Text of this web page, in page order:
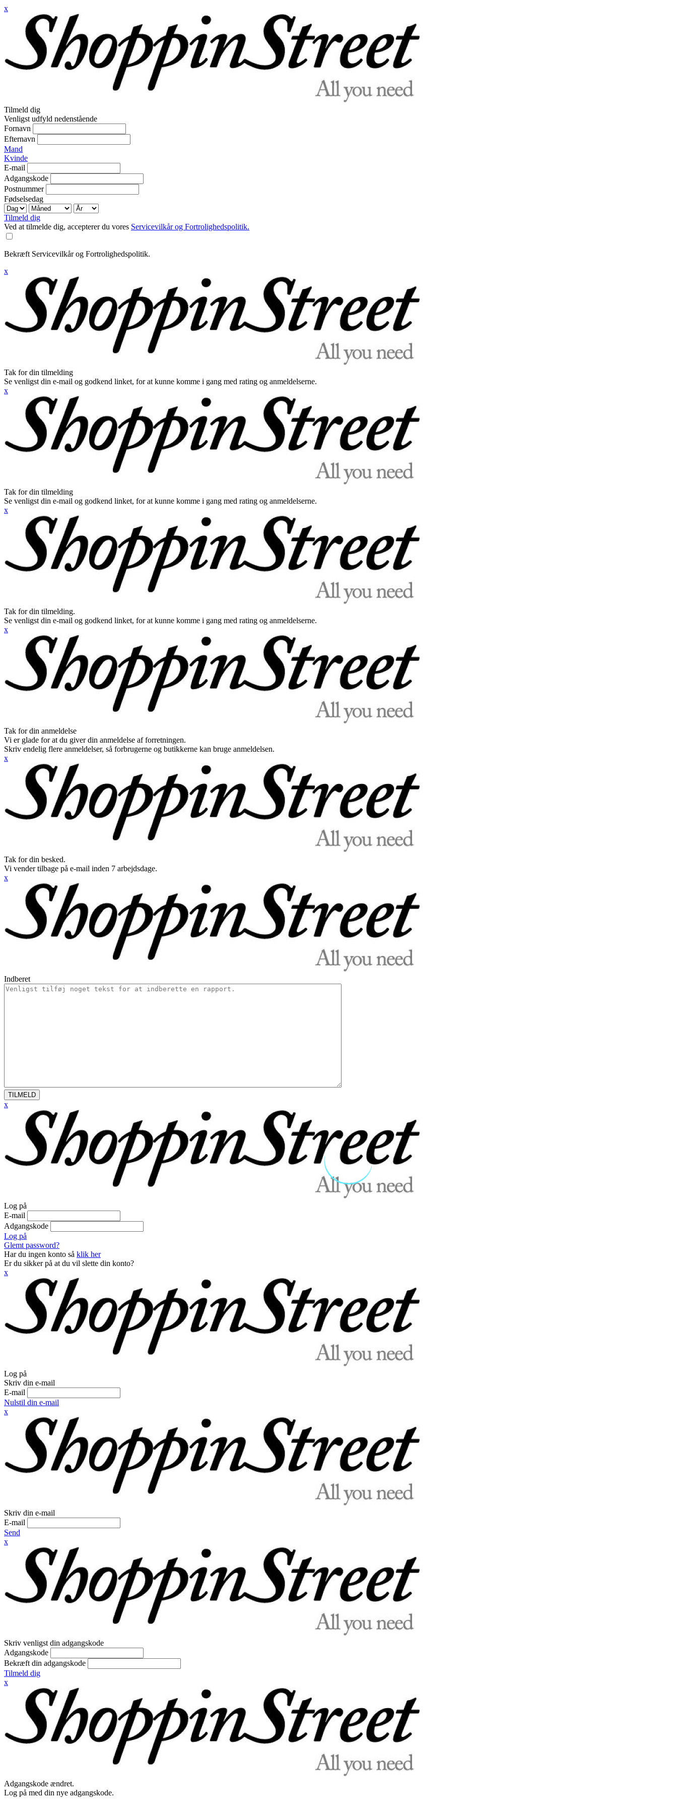
x
Tilmeld dig
Venligst udfyld nedenstående
Fornavn
Efternavn
Mand
Kvinde
E-mail
Adgangskode
Postnummer
Fødselsedag
Tilmeld dig
Ved at tilmelde dig, accepterer du vores Servicevilkår og Fortrolighedspolitik.
Bekræft Servicevilkår og Fortrolighedspolitik.
x
Tak for din tilmelding
Se venligst din e-mail og godkend linket, for at kunne komme i gang med rating og anmeldelserne.
x
Tak for din tilmelding
Se venligst din e-mail og godkend linket, for at kunne komme i gang med rating og anmeldelserne.
x
Tak for din tilmelding.
Se venligst din e-mail og godkend linket, for at kunne komme i gang med rating og anmeldelserne.
x
Tak for din anmeldelse
Vi er glade for at du giver din anmeldelse af forretningen.
Skriv endelig flere anmeldelser, så forbrugerne og butikkerne kan bruge anmeldelsen.
x
Tak for din besked.
Vi vender tilbage på e-mail inden 7 arbejdsdage.
x
Indberet
TILMELD
x
Log på
E-mail
Adgangskode
Log på
Glemt password?
Har du ingen konto så klik her
Er du sikker på at du vil slette din konto?
x
Log på
Skriv din e-mail
E-mail
Nulstil din e-mail
x
Skriv din e-mail
E-mail
Send
x
Skriv venligst din adgangskode
Adgangskode
Bekræft din adgangskode
Tilmeld dig
x
Adgangskode ændret.
Log på med din nye adgangskode.